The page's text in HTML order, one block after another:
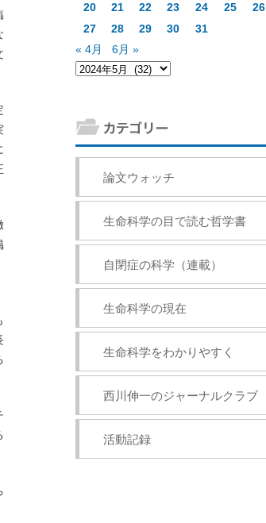
20
21 22 23 24 25
26
27
28 29 30
31
« 4月
6月 »
論文ウォッチ
生命科学の目で読む哲学書
自閉症の科学（連載）
生命科学の現在
生命科学をわかりやすく
西川伸一のジャーナルクラブ
活動記録